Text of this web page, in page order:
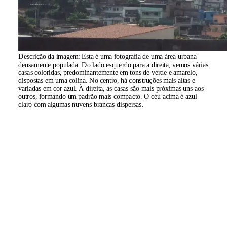
Descrição da imagem:Esta é uma fotografia de uma área urbana
densamente populada. Do lado esquerdo para a direita, vemos várias
casas coloridas, predominantemente em tons de verde e amarelo,
dispostas em uma colina. No centro, há construções mais altas e
variadas em cor azul. À direita, as casas são mais próximas uns aos
outros, formando um padrão mais compacto. O céu acima é azul
claro com algumas nuvens brancas dispersas.